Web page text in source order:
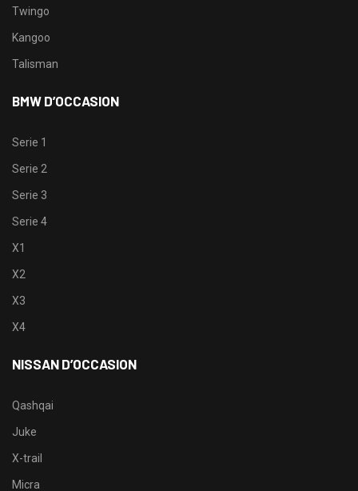
Twingo
Kangoo
Talisman
BMW D’OCCASION
Serie 1
Serie 2
Serie 3
Serie 4
X1
X2
X3
X4
NISSAN D’OCCASION
Qashqai
Juke
X-trail
Micra